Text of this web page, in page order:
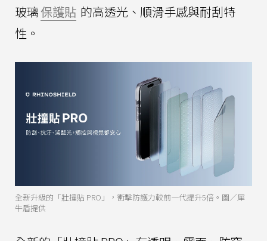
玻璃保護貼 的高透光、順滑手感與耐刮特
性。
全新升級的「壯撞貼 PRO」，衝擊防護力較前一代提升5倍。圖／犀
牛盾提供